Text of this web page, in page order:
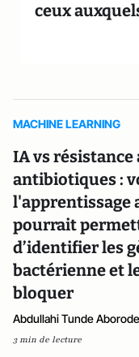
ceux
MACHINE LEARNING
IA vs résistance
antibiotiques :
l'apprentissage
pourrait
d’identifier les
bactérienne et
bloquer
Abdullahi Tunde Aborode
3 min de lecture